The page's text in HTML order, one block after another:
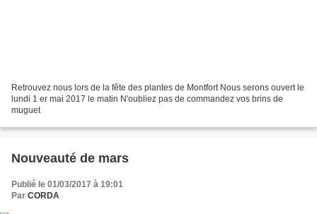
Retrouvez nous lors de la fête des plantes de Montfort Nous serons ouvert le
lundi 1 er mai 2017 le matin N'oubliez pas de commandez vos brins de
muguet
Nouveauté de mars
Publié le 01/03/2017 à 19:01
Par CORDA